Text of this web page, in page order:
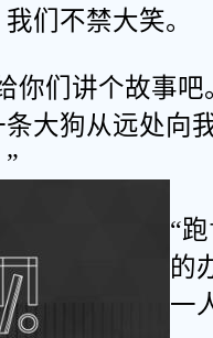
们不禁大笑。
你们讲个故事
大狗从远处向
“
的
一